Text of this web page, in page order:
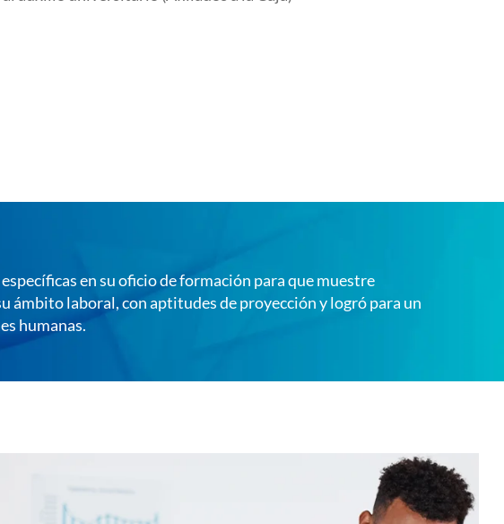
en su oficio de formación para que muestre
laboral, con aptitudes de proyección y logró para un
humanas.